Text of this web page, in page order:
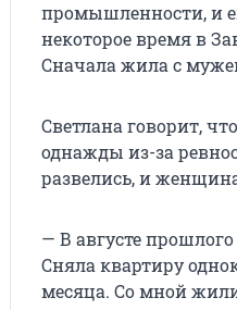
промышленности, и
некоторое время в
Сначала жила с
Светлана говорит,
однажды из-за
развелись, и
— В августе
Сняла квартиру
месяца. Со мной